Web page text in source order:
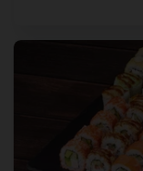
заказа.